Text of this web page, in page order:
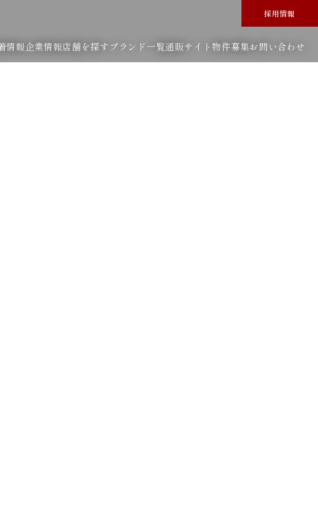
採用情報
情報企業情報店舗を探す ブランド一覧通販サイト 物件募集お問い合わせ